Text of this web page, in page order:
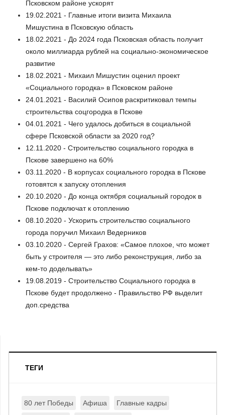
Псковском районе ускорят
19.02.2021 - Главные итоги визита Михаила
Мишустина в Псковскую область
18.02.2021 - До 2024 года Псковская область получит
около миллиарда рублей на социально-экономическое
развитие
18.02.2021 - Михаил Мишустин оценил проект
«Социального городка» в Псковском районе
24.01.2021 - Василий Осипов раскритиковал темпы
строительства соцгородка в Пскове
04.01.2021 - Чего удалось добиться в социальной
сфере Псковской области за 2020 год?
12.11.2020 - Строительство социального городка в
Пскове завершено на 60%
03.11.2020 - В корпусах социального городка в Пскове
готовятся к запуску отопления
20.10.2020 - До конца октября социальный городок в
Пскове подключат к отоплению
08.10.2020 - Ускорить строительство социального
города поручил Михаил Ведерников
03.10.2020 - Сергей Грахов: «Самое плохое, что может
быть у строителя — это либо реконструкция, либо за
кем-то доделывать»
19.08.2019 - Строительство Социального городка в
Пскове будет продолжено - Правильство РФ выделит
доп.средства
ТЕГИ
80 лет Победы Афиша Главные кадры